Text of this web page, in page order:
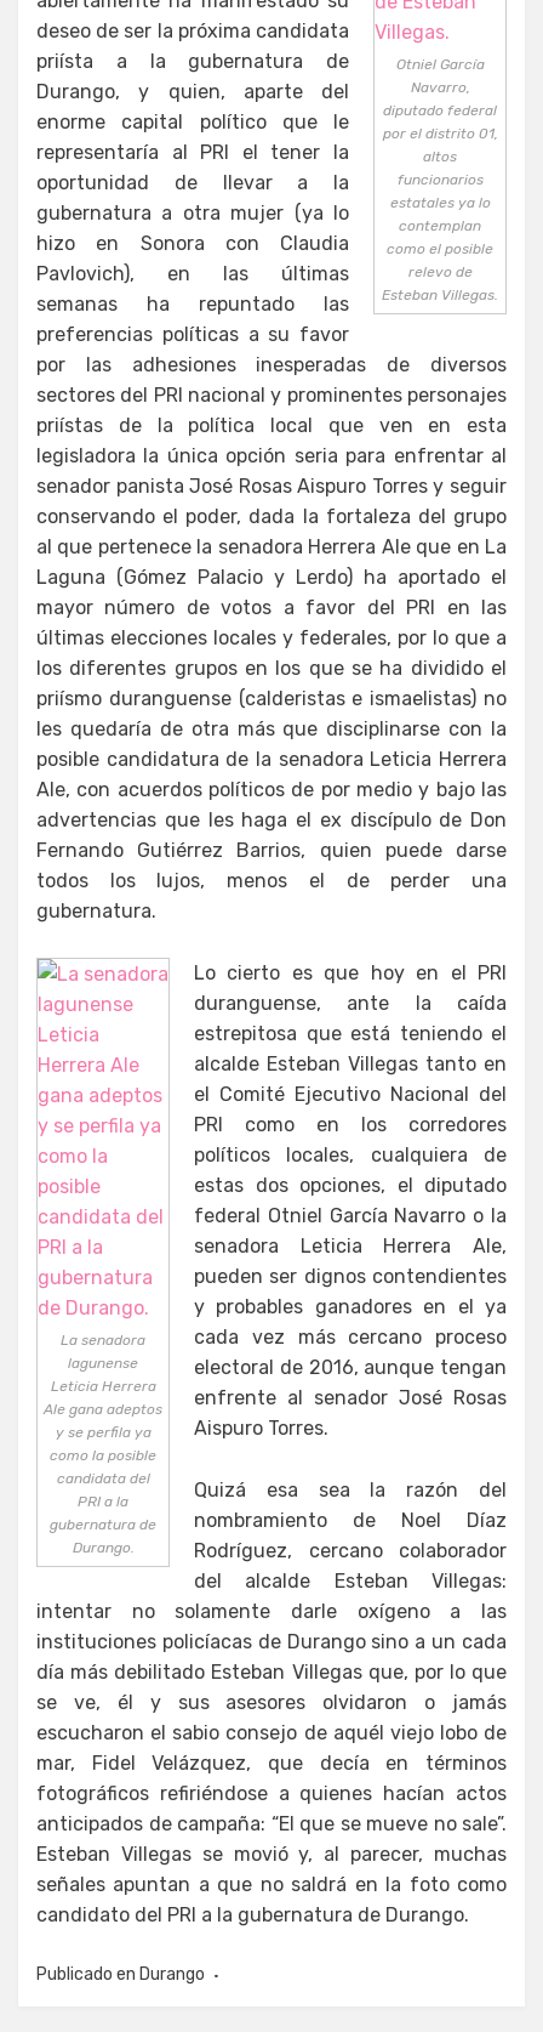
Otniel García
Navarro,
diputado federal
por el distrito 01,
altos
funcionarios
estatales ya lo
contemplan
como el posible
relevo de
Esteban Villegas.
deseo de ser la próxima candidata
priísta a la gubernatura de
Durango, y quien, aparte del
enorme capital político que le
representaría al PRI el tener la
oportunidad de llevar a la
gubernatura a otra mujer (ya lo
hizo en Sonora con Claudia
Pavlovich), en las últimas
semanas ha repuntado las
preferencias políticas a su favor
por las adhesiones inesperadas de diversos
sectores del PRI nacional y prominentes personajes
priístas de la política local que ven en esta
legisladora la única opción seria para enfrentar al
senador panista José Rosas Aispuro Torres y seguir
conservando el poder, dada la fortaleza del grupo
al que pertenece la senadora Herrera Ale que en La
Laguna (Gómez Palacio y Lerdo) ha aportado el
mayor número de votos a favor del PRI en las
últimas elecciones locales y federales, por lo que a
los diferentes grupos en los que se ha dividido el
priísmo duranguense (calderistas e ismaelistas) no
les quedaría de otra más que disciplinarse con la
posible candidatura de la senadora Leticia Herrera
Ale, con acuerdos políticos de por medio y bajo las
advertencias que les haga el ex discípulo de Don
Fernando Gutiérrez Barrios, quien puede darse
todos los lujos, menos el de perder una
gubernatura.
La senadora
lagunense
Leticia Herrera
Ale gana adeptos
y se perfila ya
como la posible
candidata del
PRI a la
gubernatura de
Durango.
Lo cierto es que hoy en el PRI
duranguense, ante la caída
estrepitosa que está teniendo el
alcalde Esteban Villegas tanto en
el Comité Ejecutivo Nacional del
PRI como en los corredores
políticos locales, cualquiera de
estas dos opciones, el diputado
federal Otniel García Navarro o la
senadora Leticia Herrera Ale,
pueden ser dignos contendientes
y probables ganadores en el ya
cada vez más cercano proceso
electoral de 2016, aunque tengan
enfrente al senador José Rosas
Aispuro Torres.
Quizá esa sea la razón del
nombramiento de Noel Díaz
Rodríguez, cercano colaborador
del alcalde Esteban Villegas:
intentar no solamente darle oxígeno a las
instituciones policíacas de Durango sino a un cada
día más debilitado Esteban Villegas que, por lo que
se ve, él y sus asesores olvidaron o jamás
escucharon el sabio consejo de aquél viejo lobo de
mar, Fidel Velázquez, que decía en términos
fotográficos refiriéndose a quienes hacían actos
anticipados de campaña: “El que se mueve no sale”.
Esteban Villegas se movió y, al parecer, muchas
señales apuntan a que no saldrá en la foto como
candidato del PRI a la gubernatura de Durango.
Publicado en Durango